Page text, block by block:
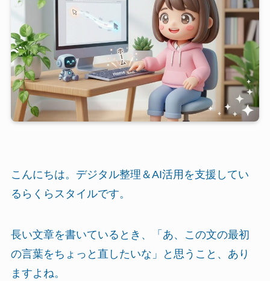
こんにちは。デジタル整理＆AI活用を支援してい
るらくらスタイルです。
長い文章を書いているとき、「あ、この文の最初
の言葉をちょっと直したいな」と思うこと、あり
ますよね。